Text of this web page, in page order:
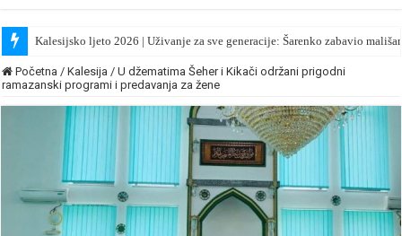
Kalesijsko ljeto 2026 | Uživanje za sve generacije: Šarenko zabavio
Početna / Kalesija / U džematima Šeher i Kikači održani prigodni
ramazanski programi i predavanja za žene